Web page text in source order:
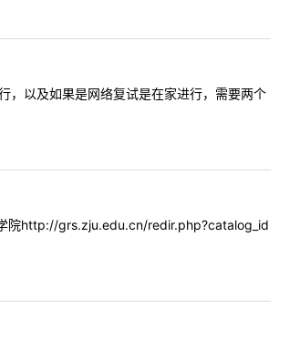
以及如果是网络复试是在家进行，需要两个
院http://grs.zju.edu.cn/redir.php?catalog_id